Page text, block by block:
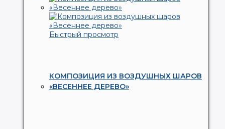
Быстрый просмотр
КОМПОЗИЦИЯ ИЗ ВОЗДУШНЫХ ШАРОВ
«ВЕСЕННЕЕ ДЕРЕВО»